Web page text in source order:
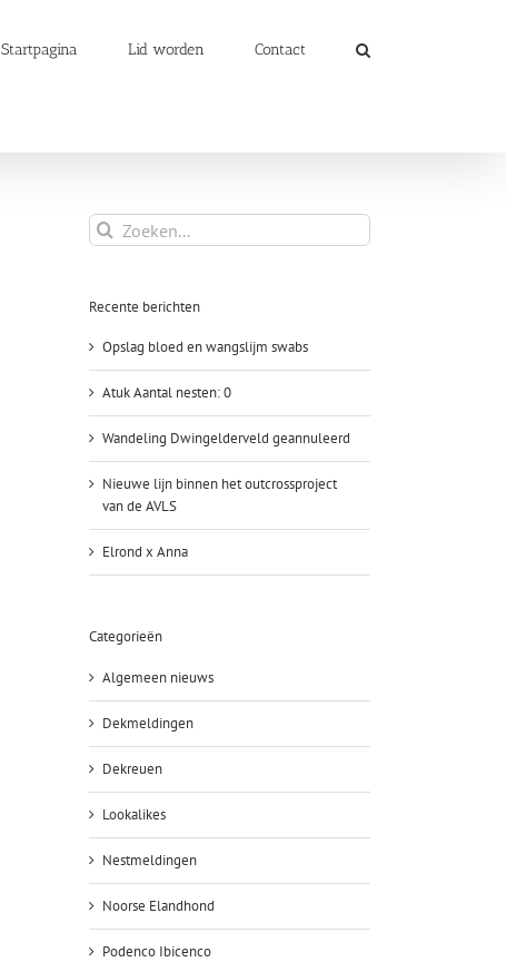
Startpagina Lid worden Contact
Zoeken
naar:
Recente berichten
Opslag bloed en wangslijm swabs
Atuk Aantal nesten: 0
Wandeling Dwingelderveld geannuleerd
Nieuwe lijn binnen het outcrossproject
van de AVLS
Elrond x Anna
Categorieën
Algemeen nieuws
Dekmeldingen
Dekreuen
Lookalikes
Nestmeldingen
Noorse Elandhond
Podenco Ibicenco